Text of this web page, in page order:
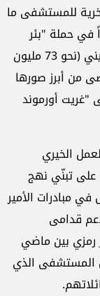
للمستشفى ما
دوراً بارزاً في حملة "بئر
الأمنيات"، التي جمعت 54 مليون جنيه استرليني (نحو 73 مليون
من أبرز صورها
عام 1996، أبقت على "غريت أورموند
الخيري
على تبنّي نهج
مبادرات الأمير
قدامى
رمزي بين ماضي
المستشفى الذي